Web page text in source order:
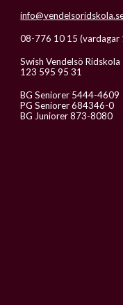
08-776 10 15 (vardagar
Swish Vendelsö Ridskola
123 595 95 31
BG Seniorer 5444-4609
PG Seniorer 684346-0
BG Juniorer 873-8080